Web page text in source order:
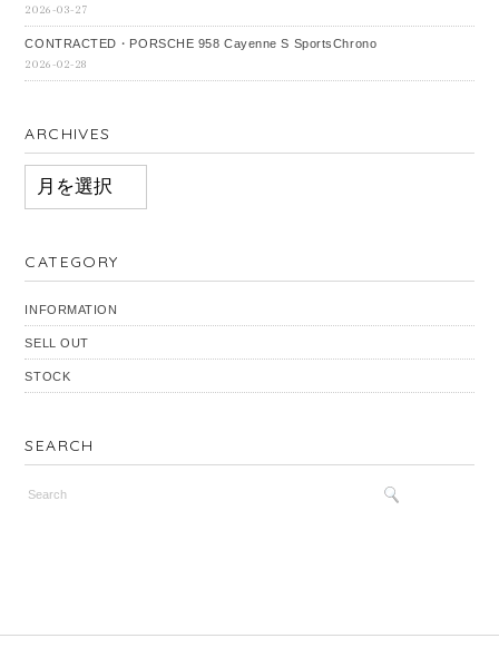
2026-03-27
CONTRACTED・PORSCHE 958 Cayenne S SportsChrono
2026-02-28
ARCHIVES
ARCHIVES
CATEGORY
INFORMATION
SELL OUT
STOCK
SEARCH